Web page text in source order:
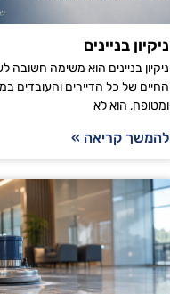
"אני עובדת עם טופ
מגיע בזמן, הניקיון
ניקיון בניינים
ניקיון בניינים הוא משימה חשובה
החיים של כל הדיירים והעובדים
ומטופח, הוא לא
להמשך קריאה »